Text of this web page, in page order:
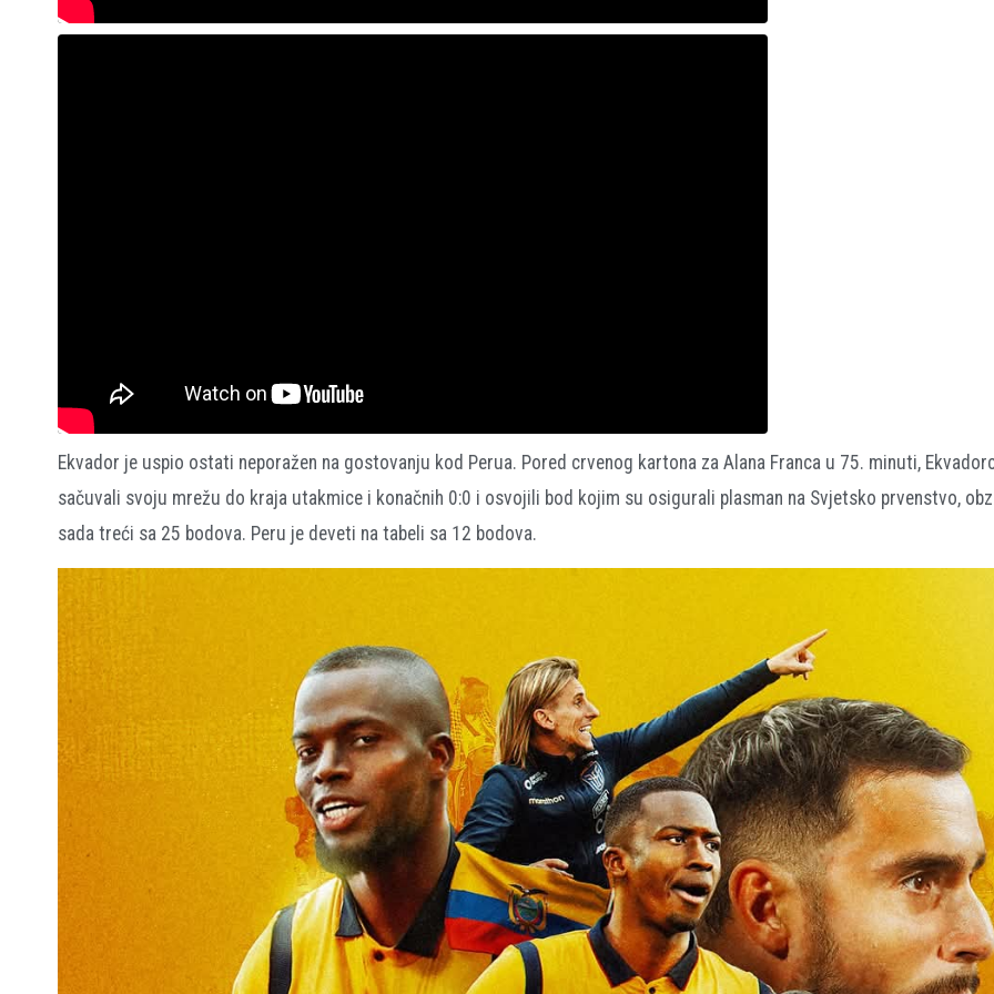
Ekvador je uspio ostati neporažen na gostovanju kod Perua. Pored crvenog kartona za Alana Franca u 75. minuti,
sačuvali svoju mrežu do kraja utakmice i konačnih 0:0 i osvojili bod kojim su osigurali plasman na Svjetsko prvenstvo,
sada treći sa 25 bodova. Peru je deveti na tabeli sa 12 bodova.